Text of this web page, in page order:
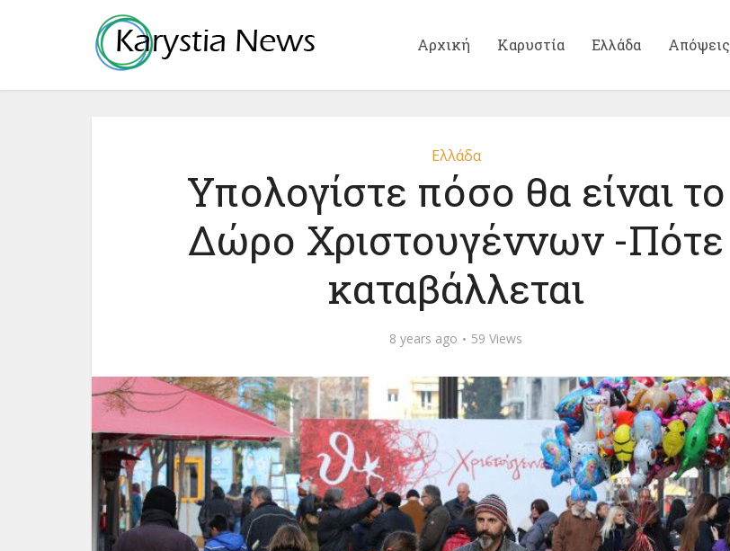
Αρχική Καρυστία Ελλάδα Απόψεις
Ελλάδα
Υπολογίστε πόσο θα είναι το
Δώρο Χριστουγέννων -Πότε
καταβάλλεται
8 years ago 59 Views